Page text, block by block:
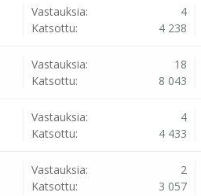
Vastauksia:
4
Katsottu:
4 238
Vastauksia:
18
Katsottu:
8 043
Vastauksia:
4
Katsottu:
4 433
Vastauksia:
2
Katsottu:
3 057